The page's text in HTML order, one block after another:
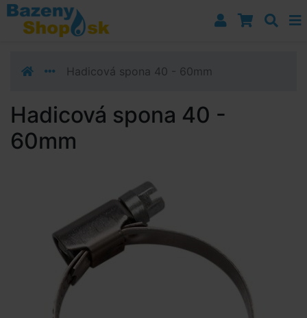
Prejsť k navigácii
Prejsť na obsah
Prejsť k bočnému stĺpci
Hadicová spona 40 - 60mm
Hadicová spona 40 -
60mm